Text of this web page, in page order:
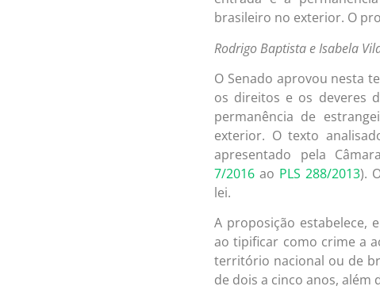
brasileiro no exterior. O
Rodrigo Baptista e Isabela
O Senado aprovou nesta
os direitos e os deveres
permanência de
exterior. O texto
apresentado pela
7/2016 ao PLS 288/2013).
lei.
A proposição estabelece,
ao tipificar como crime a
território nacional ou de
de dois a cinco anos, além